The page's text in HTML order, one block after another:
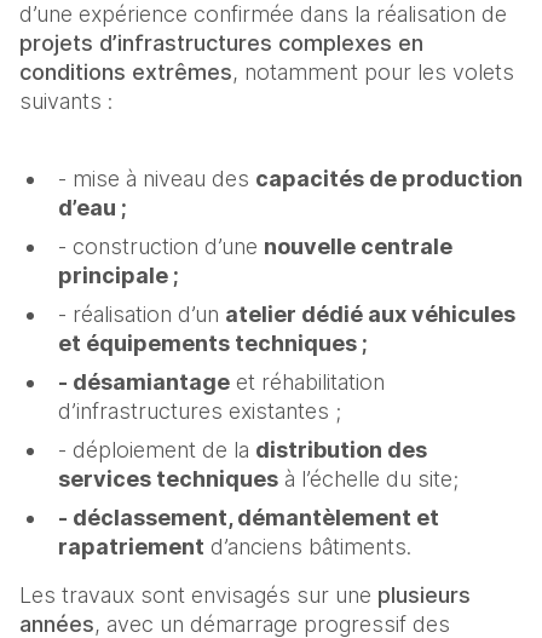
d’une expérience confirmée dans la réalisation de
projets d’infrastructures complexes en
conditions extrêmes, notamment pour les volets
suivants :
- mise à niveau des capacités de production
d’eau ;
- construction d’une nouvelle centrale
principale ;
- réalisation d’un atelier dédié aux véhicules
et équipements techniques ;
- désamiantage et réhabilitation
d’infrastructures existantes ;
- déploiement de la distribution des
services techniques à l’échelle du site;
- déclassement, démantèlement et
rapatriement d’anciens bâtiments.
Les travaux sont envisagés sur une plusieurs
années, avec un démarrage progressif des